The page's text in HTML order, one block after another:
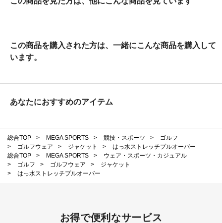
この商品を購入された方は、一緒にこんな商品を購入して
います。
あなたにおすすめのアイテム
総合TOP > MEGA SPORTS > 競技・スポーツ >
ゴルフ
>
ゴルフウェア > ジャケット >
はっ水ストレッチプルオーバー
総合TOP
> MEGA SPORTS >
ウェア・スポーツ・カジュアル
>
ゴルフ > ゴルフウェア >
ジャケット
>
はっ水ストレッチプルオーバー
お得で便利なサービス